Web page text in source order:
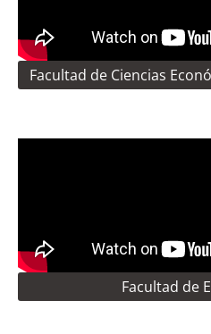
Facultad de Ciencias
Facultad de